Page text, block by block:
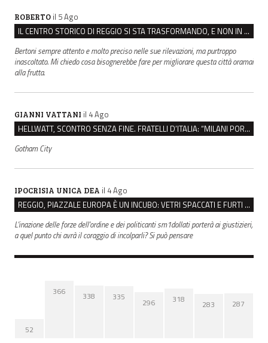
ROBERTO il 5 Ago
IL CENTRO STORICO DI REGGIO SI STA TRASFORMANDO, E NON IN MEGLIO
Bertoni sempre attento e molto preciso nelle sue rilevazioni, ma purtroppo
inascoltato. Mi chiedo cosa bisognerebbe fare per migliorare questa città oramai
alla frutta.
GIANNI VATTANI il 4 Ago
HELLWATT, SCONTRO SENZA FINE. FRATELLI D’ITALIA: “MILANI PORTA DOCUMENTI, DE FRANCO INSULTI”
Gotham City
IPOCRISIA UNICA DEA il 4 Ago
REGGIO, PIAZZALE EUROPA È UN INCUBO: VETRI SPACCATI E FURTI SULLE AUTO IN SOSTA
L'inazione delle forze dell'ordine e dei politicanti sm1dollati porterà ai giustizieri,
a quel punto chi avrà il coraggio di incolparli? Si può pensare
52
366 338 335
296 318 283 287